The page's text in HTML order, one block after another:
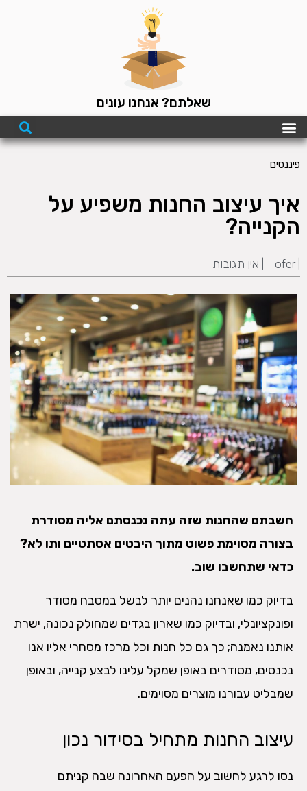
שאלתם? אנחנו עונים
פיננסים
איך עיצוב החנות משפיע על
הקנייה?
ofer אין תגובות
חשבתם שהחנות שזה עתה נכנסתם אליה מסודרת
בצורה מסוימת פשוט מתוך היבטים אסתטיים ותו לא?
כדאי שתחשבו שוב.
בדיוק כמו שאנחנו נהנים יותר לבשל במטבח מסודר
ופונקציונלי, ובדיוק כמו שארון בגדים שמחולק נכונה, ישרת
אותנו נאמנה; כך גם כל חנות וכל מרכז מסחרי אליו אנו
נכנסים, מסודרים באופן שמקל עלינו לבצע קנייה, ובאופן
שמבליט עבורנו מוצרים מסוימים.
עיצוב החנות מתחיל בסידור נכון
נסו לרגע לחשוב על הפעם האחרונה שבה קניתם